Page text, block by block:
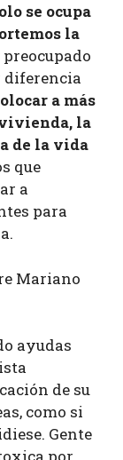
se ocupa
la
preocupado
diferencia
a más
la
de la vida
que
a
para
Mariano
ayudas
de su
como si
Gente